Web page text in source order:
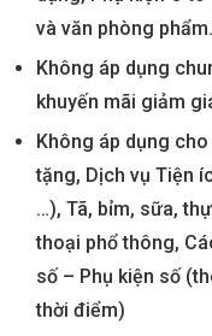
và văn phòng phẩm.
Không áp dụng
khuyến mãi giảm
Không áp dụng
tặng, Dịch vụ Tiện
…), Tã, bỉm, sữa,
thoại phổ thông,
số – Phụ kiện số
thời điểm)